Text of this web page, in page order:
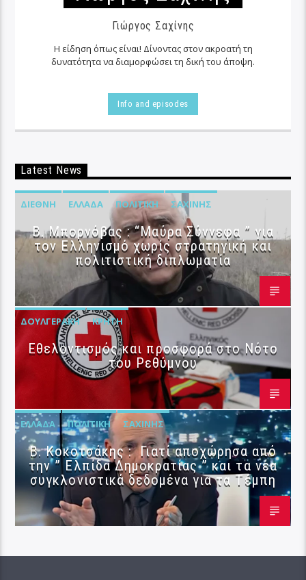
Γιώργος Σαχίνης
Η είδηση όπως είναι! Δίνοντας στον ακροατή τη
δυνατότητα να διαμορφώσει τη δική του άποψη.
Info and episodes
Latest News
ΔΙΕΘΝΉ ΕΛΛΆΔΑ ΠΟΛΙΤΙΚΉ ΣΑΧΊΝΗΣ
B. Μπορνόβας : “Μαύρα Σύννεφα ” για
τον Ελληνισμό χωρίς στρατηγική και
πολιτιστική διπλωματία
ΔΟΥΛΓΕΡΆΚΗ ΚΡΉΤΗ
Εθελοντισμός και προσφορά στο Νότο
του Ρεθύμνου
ΕΛΛΆΔΑ ΠΟΛΙΤΙΚΉ ΣΑΧΊΝΗΣ
Β. Κοκοτσάκης : Γιατί αποχώρησα από
την ” Ελπίδα Δημοκρατίας ” και τα νέα
συγκλονιστικά δεδομένα για τα Τέμπη